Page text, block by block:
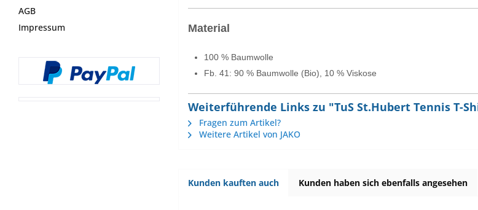
AGB
Impressum
Material
100 % Baumwolle
Fb. 41: 90 % Baumwolle (Bio), 10 % Viskose
Weiterführende Links zu "TuS St.Hubert Tennis T-
Fragen zum Artikel?
Weitere Artikel von JAKO
Kunden kauften auch Kunden haben sich ebenfalls angesehen